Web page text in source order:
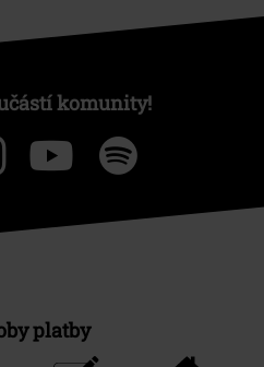
komunity!
platby